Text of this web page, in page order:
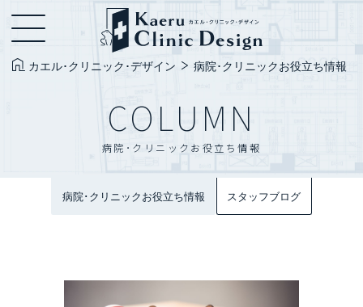
カエル･クリニック･デザイン 病院･クリニックお役立ち情報
COLUMN
病院･クリニックお役立ち情報
病院･クリニックお役立ち情報 スタッフブログ